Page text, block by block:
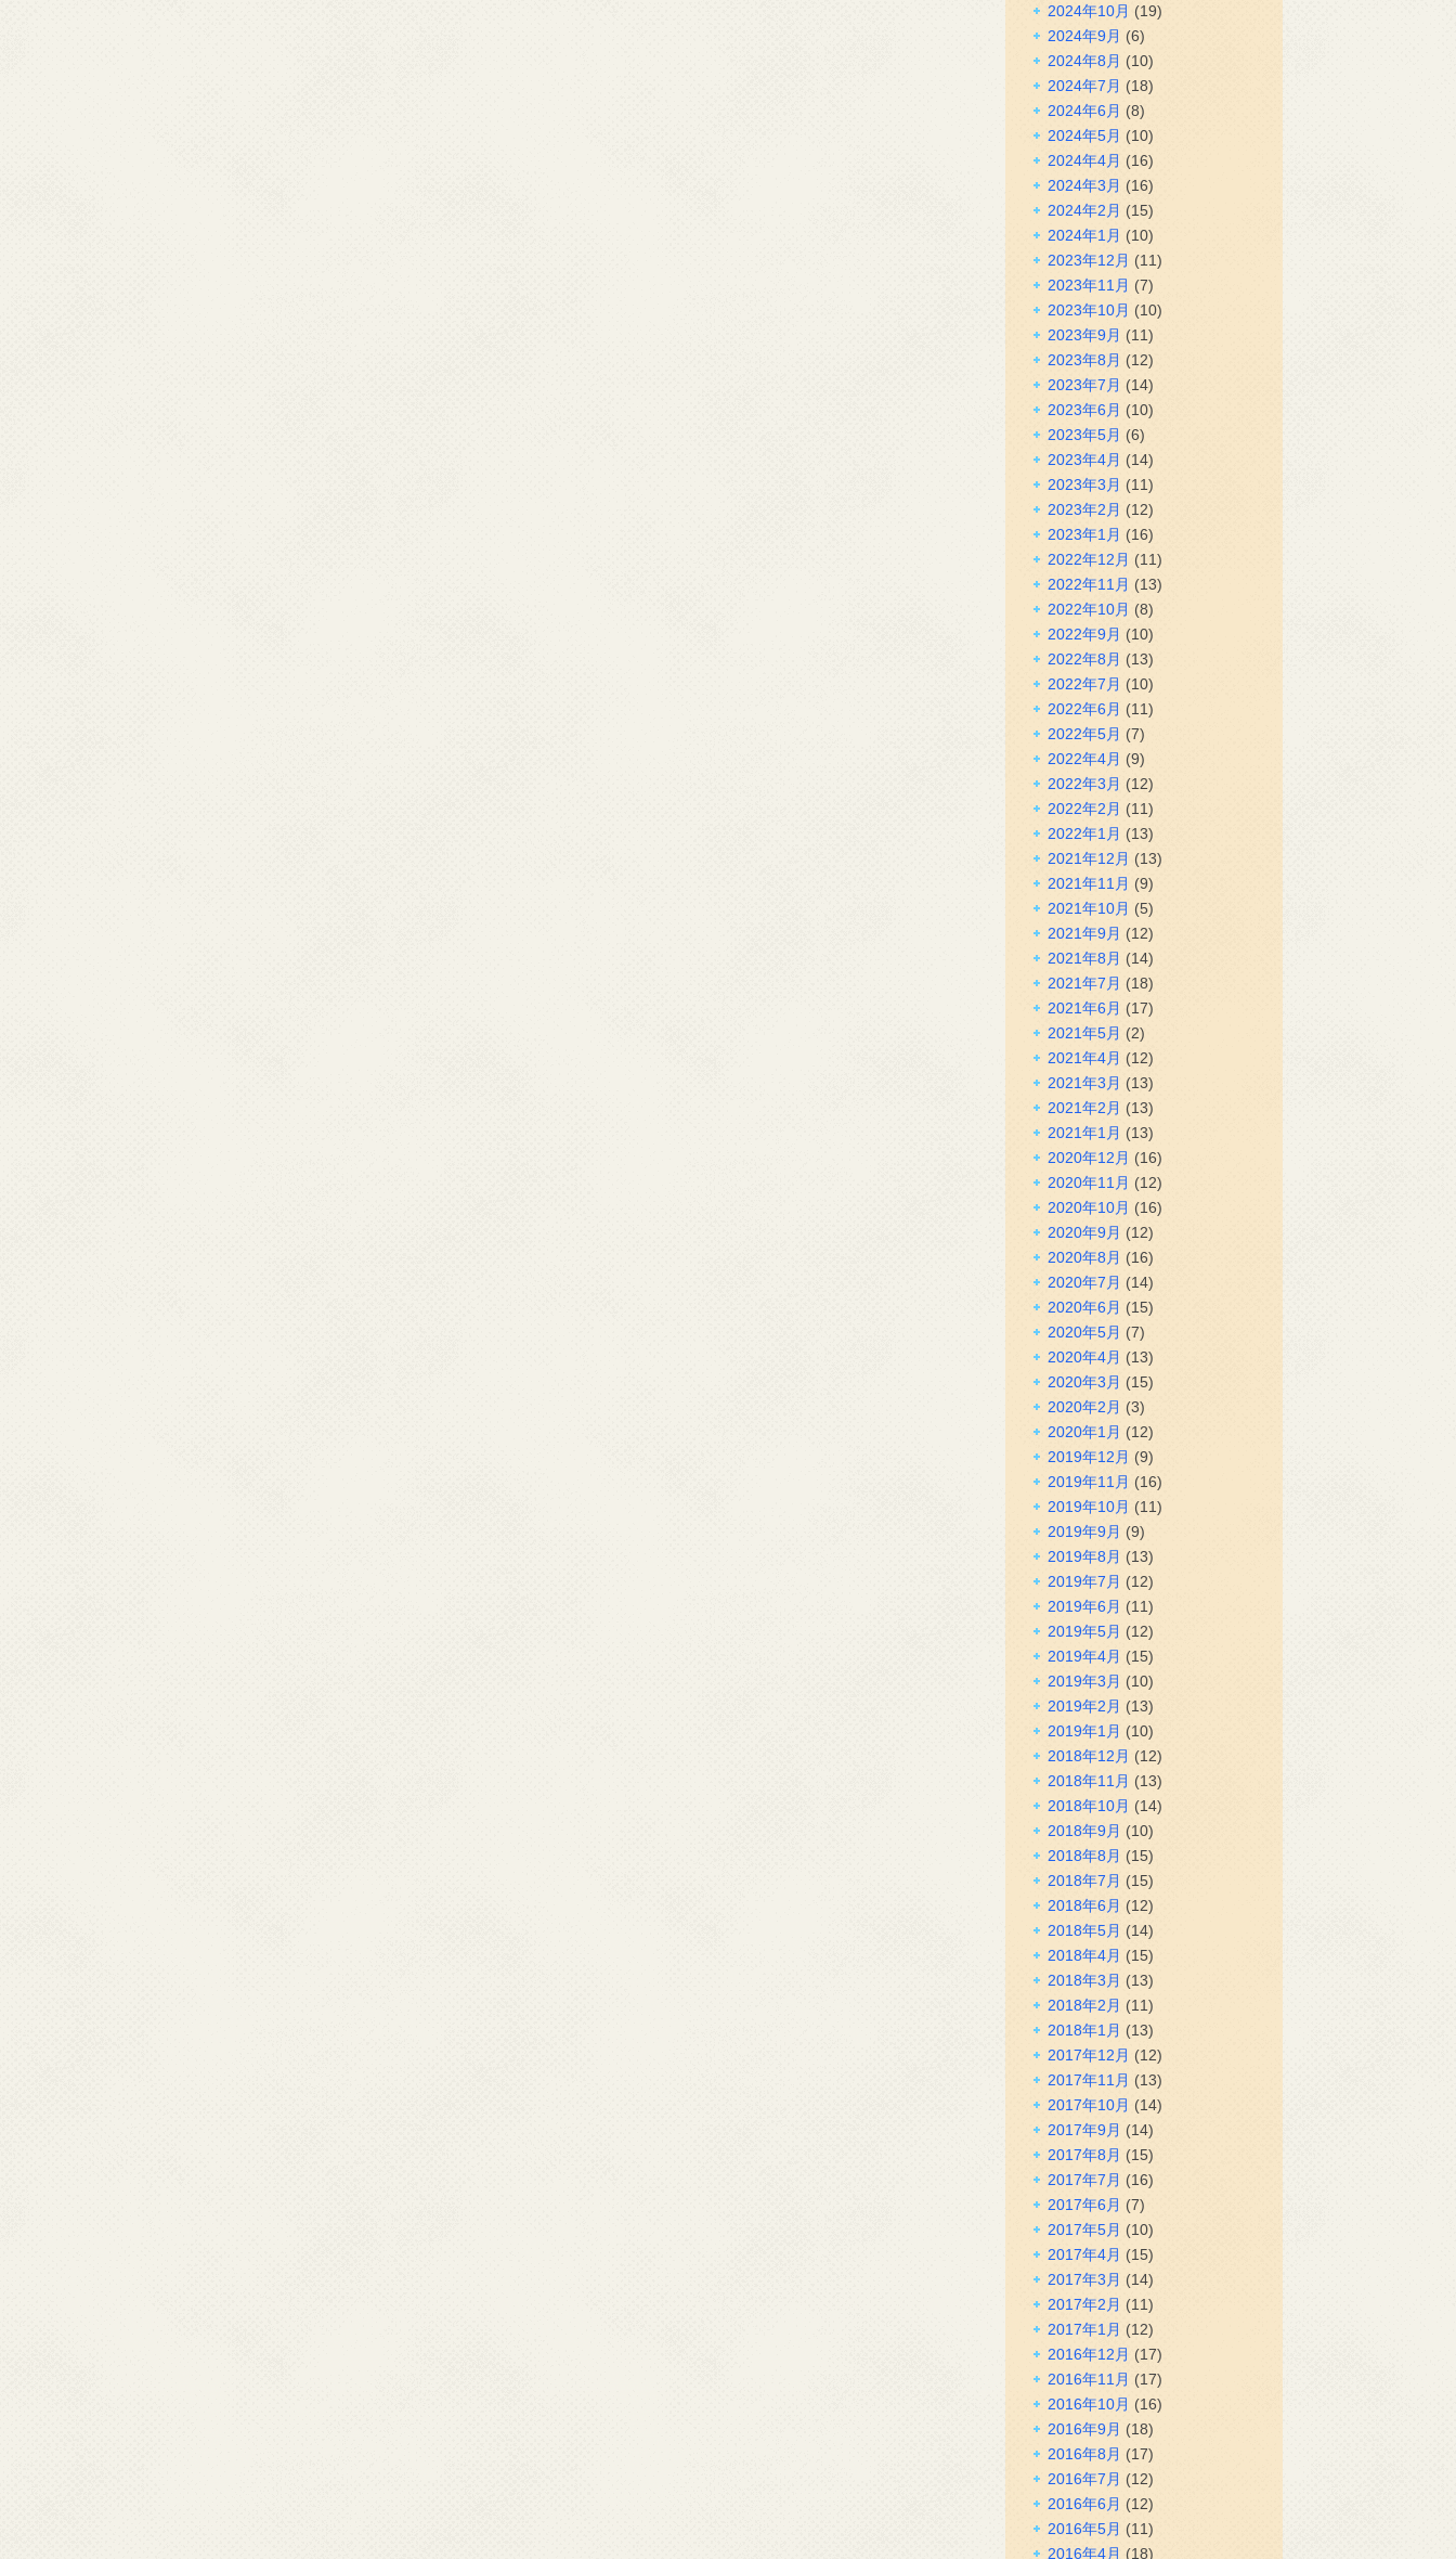
2024年10月 (19)
2024年9月 (6)
2024年8月 (10)
2024年7月 (18)
2024年6月 (8)
2024年5月 (10)
2024年4月 (16)
2024年3月 (16)
2024年2月 (15)
2024年1月 (10)
2023年12月 (11)
2023年11月 (7)
2023年10月 (10)
2023年9月 (11)
2023年8月 (12)
2023年7月 (14)
2023年6月 (10)
2023年5月 (6)
2023年4月 (14)
2023年3月 (11)
2023年2月 (12)
2023年1月 (16)
2022年12月 (11)
2022年11月 (13)
2022年10月 (8)
2022年9月 (10)
2022年8月 (13)
2022年7月 (10)
2022年6月 (11)
2022年5月 (7)
2022年4月 (9)
2022年3月 (12)
2022年2月 (11)
2022年1月 (13)
2021年12月 (13)
2021年11月 (9)
2021年10月 (5)
2021年9月 (12)
2021年8月 (14)
2021年7月 (18)
2021年6月 (17)
2021年5月 (2)
2021年4月 (12)
2021年3月 (13)
2021年2月 (13)
2021年1月 (13)
2020年12月 (16)
2020年11月 (12)
2020年10月 (16)
2020年9月 (12)
2020年8月 (16)
2020年7月 (14)
2020年6月 (15)
2020年5月 (7)
2020年4月 (13)
2020年3月 (15)
2020年2月 (3)
2020年1月 (12)
2019年12月 (9)
2019年11月 (16)
2019年10月 (11)
2019年9月 (9)
2019年8月 (13)
2019年7月 (12)
2019年6月 (11)
2019年5月 (12)
2019年4月 (15)
2019年3月 (10)
2019年2月 (13)
2019年1月 (10)
2018年12月 (12)
2018年11月 (13)
2018年10月 (14)
2018年9月 (10)
2018年8月 (15)
2018年7月 (15)
2018年6月 (12)
2018年5月 (14)
2018年4月 (15)
2018年3月 (13)
2018年2月 (11)
2018年1月 (13)
2017年12月 (12)
2017年11月 (13)
2017年10月 (14)
2017年9月 (14)
2017年8月 (15)
2017年7月 (16)
2017年6月 (7)
2017年5月 (10)
2017年4月 (15)
2017年3月 (14)
2017年2月 (11)
2017年1月 (12)
2016年12月 (17)
2016年11月 (17)
2016年10月 (16)
2016年9月 (18)
2016年8月 (17)
2016年7月 (12)
2016年6月 (12)
2016年5月 (11)
2016年4月 (18)